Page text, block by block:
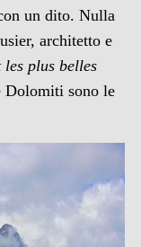
un dito. Nulla
architetto e
plus belles
Dolomiti sono le